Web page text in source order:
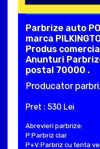
Parbrize auto
marca
Produs
Anunturi
postal 70000 .
Producator
Pret : 530 Lei
Abrevieri parbrize:
P:Parbriz clar
P+V:Parbriz cu tenta